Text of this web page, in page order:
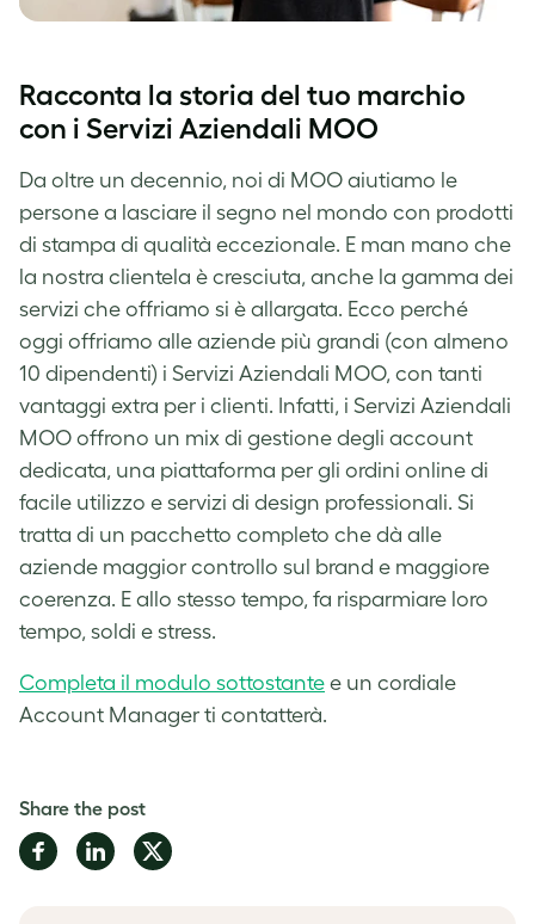
Racconta la storia del tuo marchio
con i Servizi Aziendali MOO
Da oltre un decennio, noi di MOO aiutiamo le
persone a lasciare il segno nel mondo con prodotti
di stampa di qualità eccezionale. E man mano che
la nostra clientela è cresciuta, anche la gamma dei
servizi che offriamo si è allargata. Ecco perché
oggi offriamo alle aziende più grandi (con almeno
10 dipendenti) i Servizi Aziendali MOO, con tanti
vantaggi extra per i clienti. Infatti, i Servizi Aziendali
MOO offrono un mix di gestione degli account
dedicata, una piattaforma per gli ordini online di
facile utilizzo e servizi di design professionali. Si
tratta di un pacchetto completo che dà alle
aziende maggior controllo sul brand e maggiore
coerenza. E allo stesso tempo, fa risparmiare loro
tempo, soldi e stress.
Completa il modulo sottostante e un cordiale
Account Manager ti contatterà.
Share the post
Share Share Share